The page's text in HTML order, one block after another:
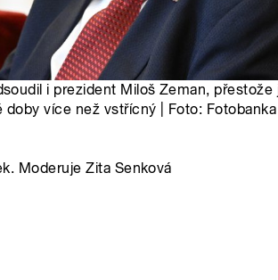
i prezident Miloš Zeman, přestože
doby více než vstřícný | Foto: Fotobanka
Moderuje Zita Senková